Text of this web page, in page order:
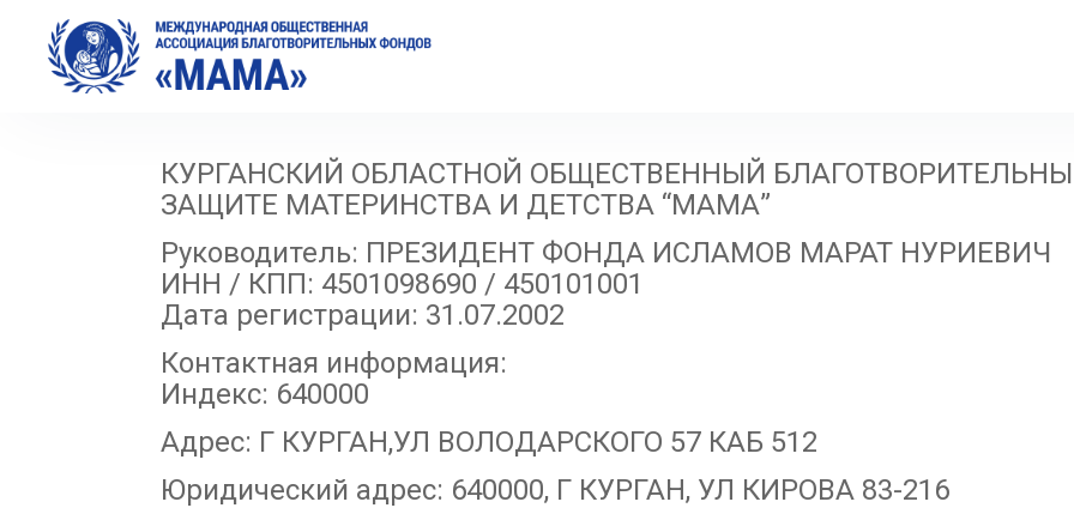
КУРГАНСКИЙ ОБЛАСТНОЙ ОБЩЕСТВЕННЫЙ
ЗАЩИТЕ МАТЕРИНСТВА И ДЕТСТВА “МАМА”
Руководитель: ПРЕЗИДЕНТ ФОНДА ИСЛАМОВ МАРАТ НУРИЕВИЧ
ИНН / КПП: 4501098690 / 450101001
Дата регистрации: 31.07.2002
Контактная информация:
Индекс: 640000
Адрес: Г КУРГАН,УЛ ВОЛОДАРСКОГО 57 КАБ 512
Юридический адрес: 640000, Г КУРГАН, УЛ КИРОВА 83-216